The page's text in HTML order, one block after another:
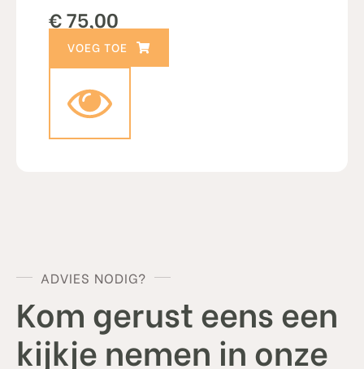
€75,00
ADVIES NODIG?
Kom gerust eens een
kijkje nemen in onze